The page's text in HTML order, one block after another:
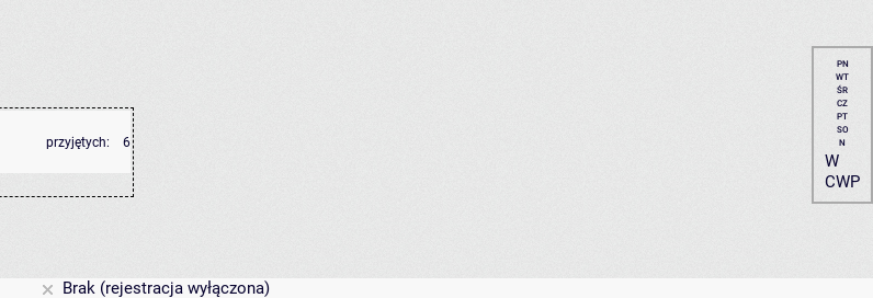
przyjętych: 6
PN
WT
ŚR
CZ
PT
SO
N
W
CWP
Brak (rejestracja wyłączona)